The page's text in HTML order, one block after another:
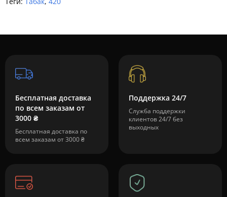
Бесплатная доставка
по всем заказам от
3000 ₴
Бесплатная доставка по
всем заказам от 3000 ₴
Поддержка 24/7
Служба поддержки
клиентов 24/7 без
выходных